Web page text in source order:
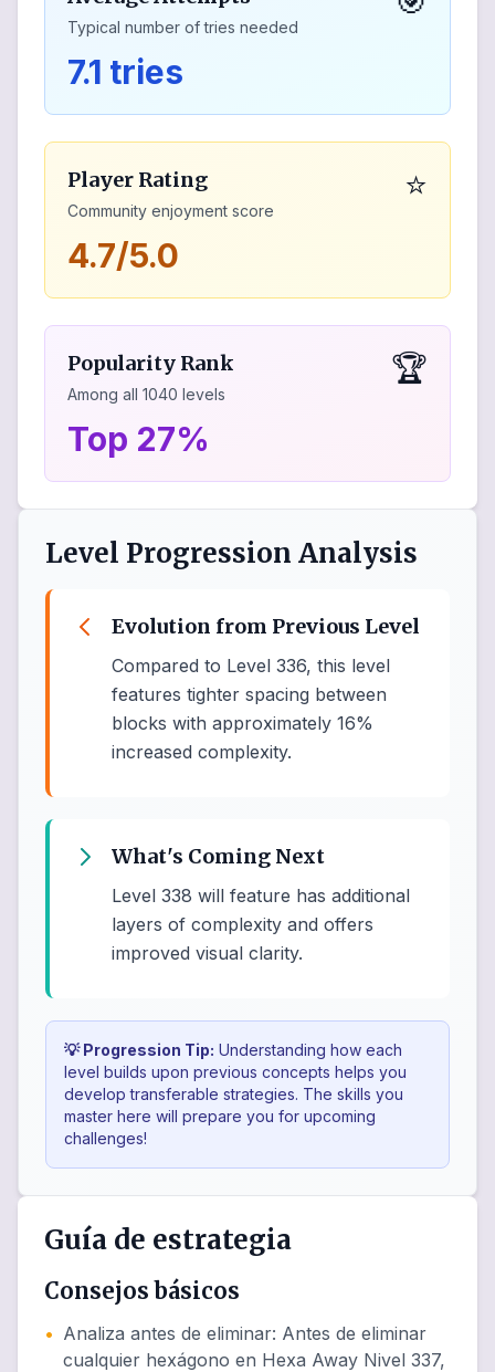
Typical number of tries needed
7.1 tries
Player Rating
Community enjoyment score
⭐
4.7/5.0
Popularity Rank
Among all 1040 levels
🏆
Top 27%
Level Progression Analysis
Evolution from Previous Level
Compared to Level 336, this level
features tighter spacing between
blocks with approximately 16%
increased complexity.
What's Coming Next
Level 338 will feature has additional
layers of complexity and offers
improved visual clarity.
💡 Progression Tip: Understanding how each
level builds upon previous concepts helps you
develop transferable strategies. The skills you
master here will prepare you for upcoming
challenges!
Guía de estrategia
Consejos básicos
• Analiza antes de eliminar: Antes de eliminar
cualquier hexágono en Hexa Away Nivel 337,